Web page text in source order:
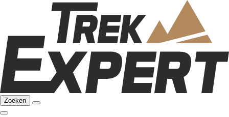
Zoeken